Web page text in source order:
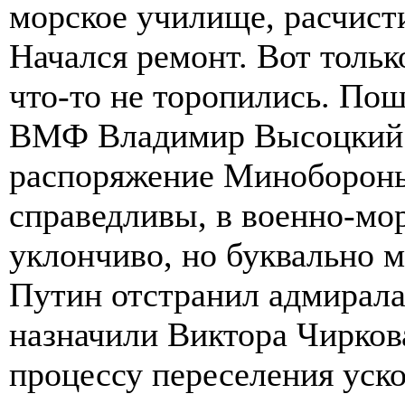
морское училище,
Начался ремонт. Вот
что-то не торопились.
ВМФ Владимир Высоцкий
распоряжение
справедливы, в военно-
уклончиво, но буквально
Путин отстранил
назначили Виктора
процессу переселения